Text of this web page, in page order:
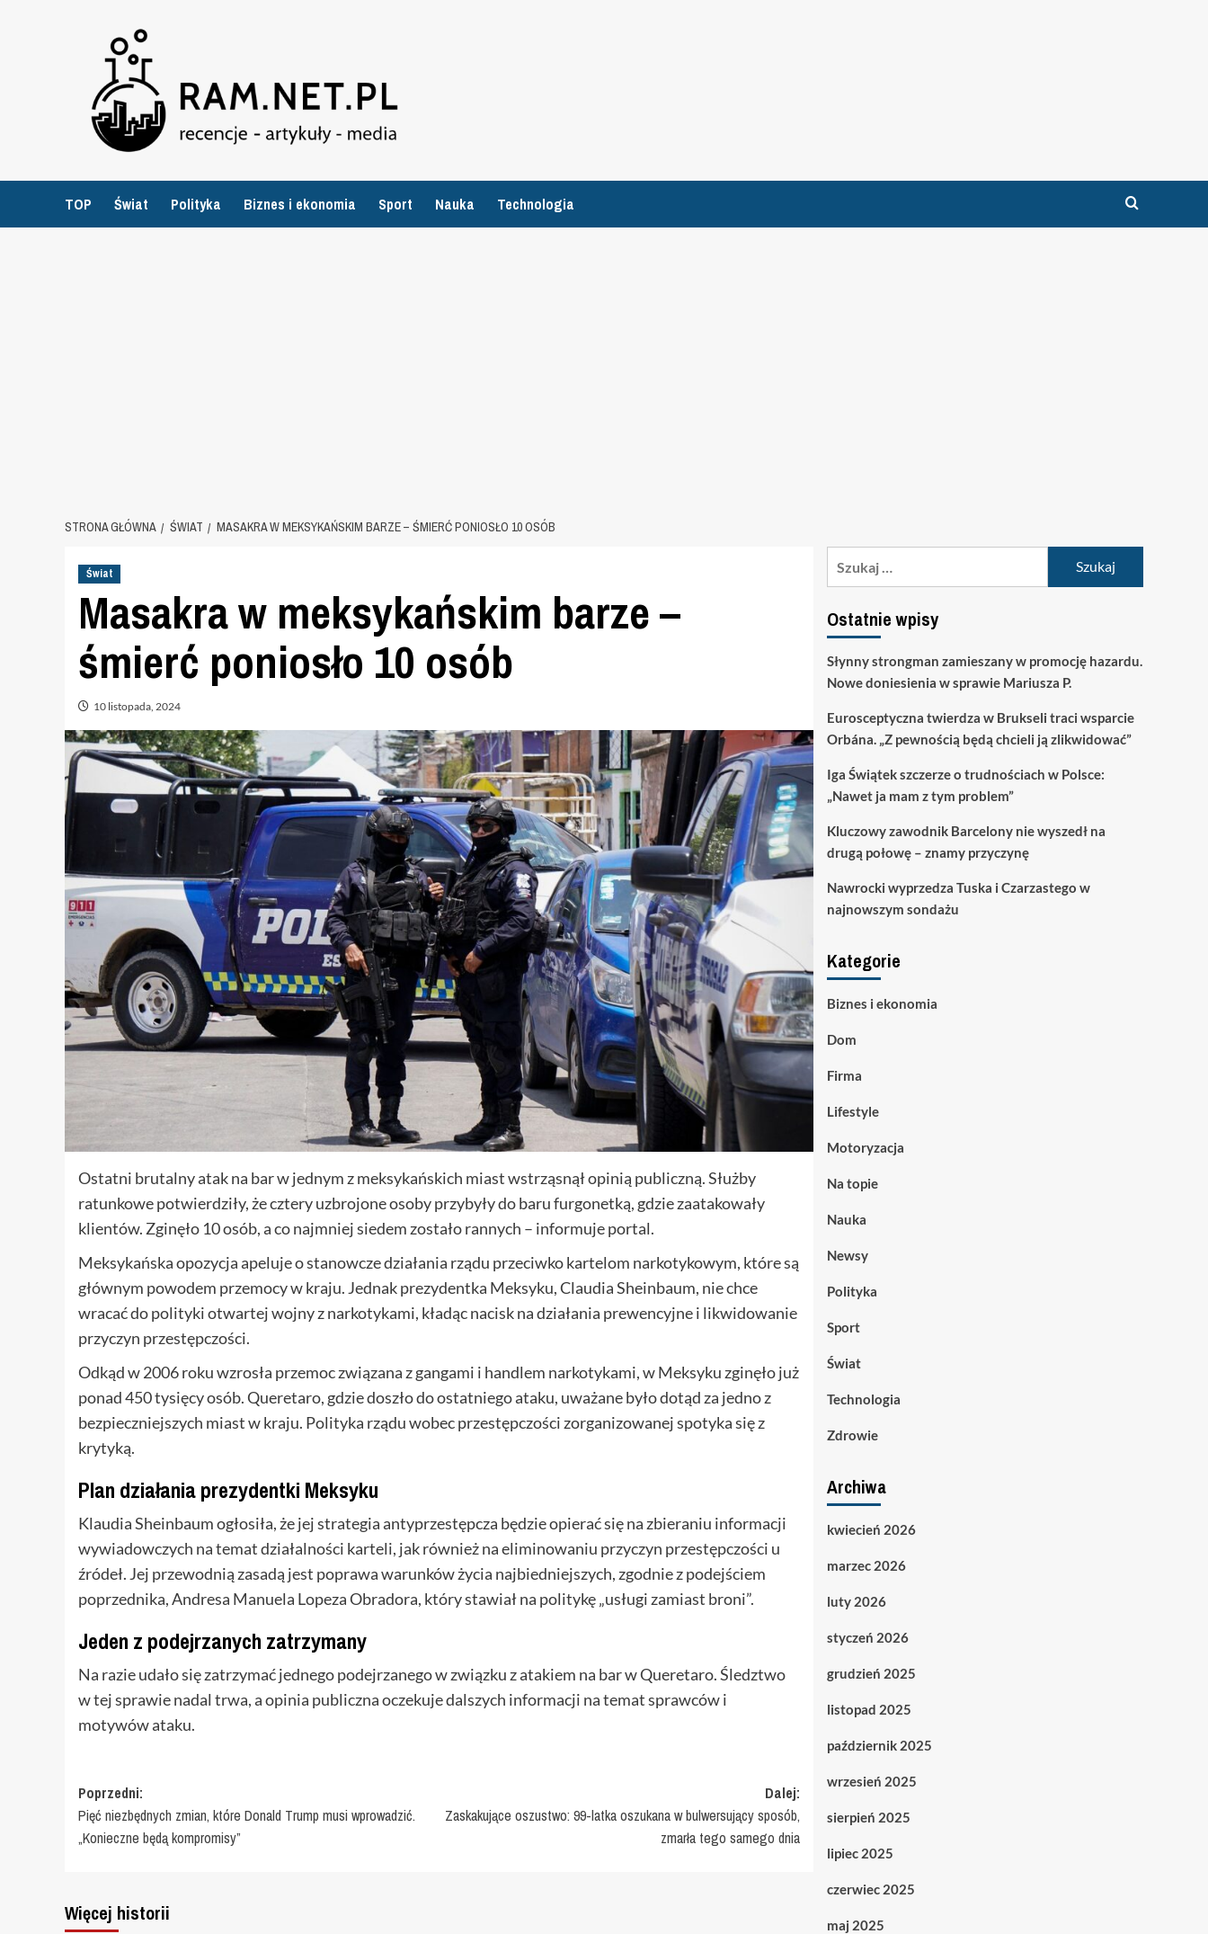
TOP Świat Polityka Biznes i ekonomia Sport Nauka Technologia
STRONA GŁÓWNA ŚWIAT MASAKRA W MEKSYKAŃSKIM BARZE – ŚMIERĆ PONIOSŁO 10 OSÓB
Świat
Masakra w meksykańskim barze –
śmierć poniosło 10 osób
10 listopada, 2024
Ostatni brutalny atak na bar w jednym z meksykańskich miast wstrząsnął opinią publiczną. Służby
ratunkowe potwierdziły, że cztery uzbrojone osoby przybyły do baru furgonetką, gdzie zaatakowały
klientów. Zginęło 10 osób, a co najmniej siedem zostało rannych – informuje portal.
Meksykańska opozycja apeluje o stanowcze działania rządu przeciwko kartelom narkotykowym, które są
głównym powodem przemocy w kraju. Jednak prezydentka Meksyku, Claudia Sheinbaum, nie chce
wracać do polityki otwartej wojny z narkotykami, kładąc nacisk na działania prewencyjne i likwidowanie
przyczyn przestępczości.
Odkąd w 2006 roku wzrosła przemoc związana z gangami i handlem narkotykami, w Meksyku zginęło już
ponad 450 tysięcy osób. Queretaro, gdzie doszło do ostatniego ataku, uważane było dotąd za jedno z
bezpieczniejszych miast w kraju. Polityka rządu wobec przestępczości zorganizowanej spotyka się z
krytyką.
Plan działania prezydentki Meksyku
Klaudia Sheinbaum ogłosiła, że jej strategia antyprzestępcza będzie opierać się na zbieraniu informacji
wywiadowczych na temat działalności karteli, jak również na eliminowaniu przyczyn przestępczości u
źródeł. Jej przewodnią zasadą jest poprawa warunków życia najbiedniejszych, zgodnie z podejściem
poprzednika, Andresa Manuela Lopeza Obradora, który stawiał na politykę „usługi zamiast broni”.
Jeden z podejrzanych zatrzymany
Na razie udało się zatrzymać jednego podejrzanego w związku z atakiem na bar w Queretaro. Śledztwo
w tej sprawie nadal trwa, a opinia publiczna oczekuje dalszych informacji na temat sprawców i
motywów ataku.
Zobacz
wpisy
Poprzedni:
Pięć niezbędnych zmian, które Donald Trump musi wprowadzić.
„Konieczne będą kompromisy”
Dalej:
Zaskakujące oszustwo: 99-latka oszukana w bulwersujący sposób,
zmarła tego samego dnia
Więcej historii
Ostatnie wpisy
Słynny strongman zamieszany w promocję hazardu.
Nowe doniesienia w sprawie Mariusza P.
Eurosceptyczna twierdza w Brukseli traci wsparcie
Orbána. „Z pewnością będą chcieli ją zlikwidować”
Iga Świątek szczerze o trudnościach w Polsce:
„Nawet ja mam z tym problem”
Kluczowy zawodnik Barcelony nie wyszedł na
drugą połowę – znamy przyczynę
Nawrocki wyprzedza Tuska i Czarzastego w
najnowszym sondażu
Kategorie
Biznes i ekonomia
Dom
Firma
Lifestyle
Motoryzacja
Na topie
Nauka
Newsy
Polityka
Sport
Świat
Technologia
Zdrowie
Archiwa
kwiecień 2026
marzec 2026
luty 2026
styczeń 2026
grudzień 2025
listopad 2025
październik 2025
wrzesień 2025
sierpień 2025
lipiec 2025
czerwiec 2025
maj 2025